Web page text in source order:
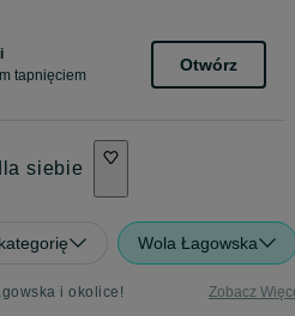
tapnięciem
Otwórz
siebie
Wola Łagowska
i okolice! Zobacz